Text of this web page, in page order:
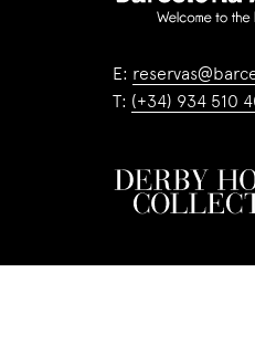
E:
T: (+34) 934 510